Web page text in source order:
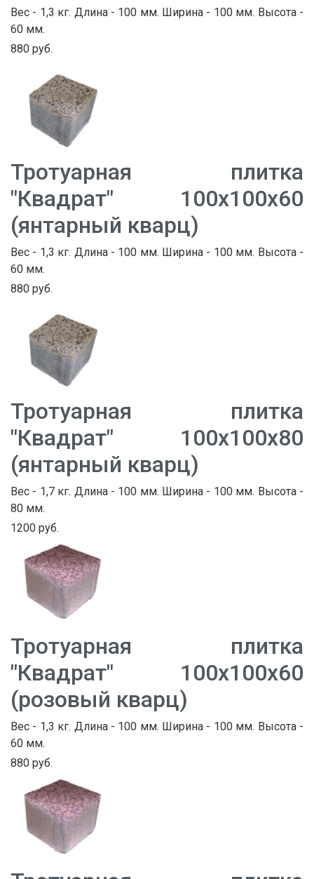
Вес - 1,3 кг. Длина - 100 мм. Ширина - 100 мм. Высота -
60 мм.
880 руб.
Тротуарная плитка
"Квадрат" 100х100х60
(янтарный кварц)
Вес - 1,3 кг. Длина - 100 мм. Ширина - 100 мм. Высота -
60 мм.
880 руб.
Тротуарная плитка
"Квадрат" 100х100х80
(янтарный кварц)
Вес - 1,7 кг. Длина - 100 мм. Ширина - 100 мм. Высота -
80 мм.
1200 руб.
Тротуарная плитка
"Квадрат" 100х100х60
(розовый кварц)
Вес - 1,3 кг. Длина - 100 мм. Ширина - 100 мм. Высота -
60 мм.
880 руб.